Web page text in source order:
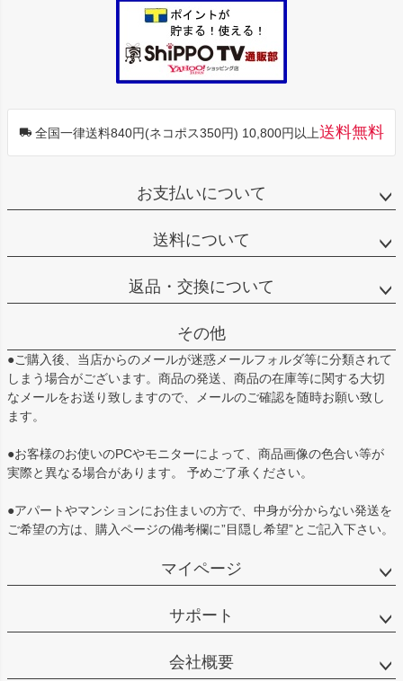
全国一律送料840円(ネコポス350円) 10,800円以上送料無料
お支払いについて
送料について
返品・交換について
その他
●ご購入後、当店からのメールが迷惑メールフォルダ等に分類されて
しまう場合がございます。商品の発送、商品の在庫等に関する大切
なメールをお送り致しますので、メールのご確認を随時お願い致し
ます。
●お客様のお使いのPCやモニターによって、商品画像の色合い等が
実際と異なる場合があります。 予めご了承ください。
●アパートやマンションにお住まいの方で、中身が分からない発送を
ご希望の方は、購入ページの備考欄に”目隠し希望”とご記入下さい。
マイページ
サポート
会社概要